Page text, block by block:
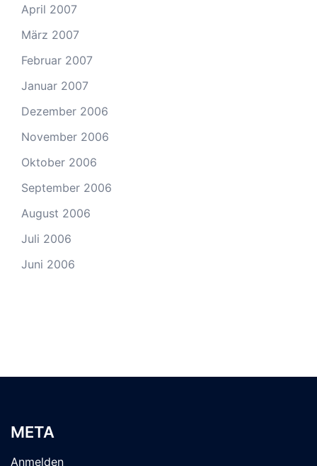
April 2007
März 2007
Februar 2007
Januar 2007
Dezember 2006
November 2006
Oktober 2006
September 2006
August 2006
Juli 2006
Juni 2006
META
Anmelden